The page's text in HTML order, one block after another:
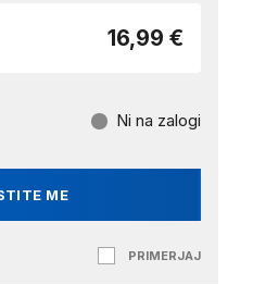
16,99 €
ME
Ni na zalogi
PRIMERJAJ